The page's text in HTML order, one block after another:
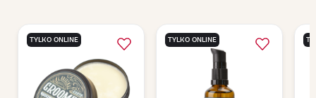
TYLKO ONLINE TYLKO ONLINE